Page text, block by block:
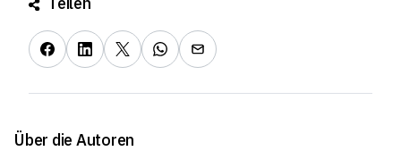
Über die Autoren